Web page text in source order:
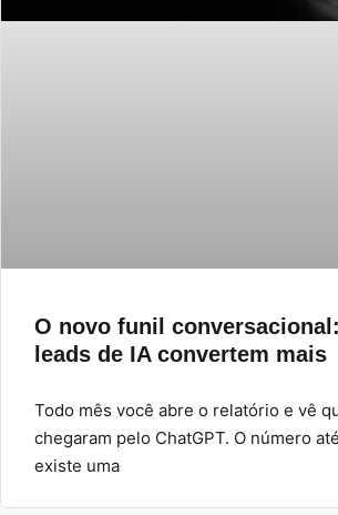
O novo funil
leads de IA convertem mais
Todo mês você abre o relatório e vê
chegaram pelo ChatGPT. O número
existe uma